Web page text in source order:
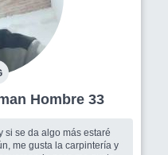
San Miguel de Tucuman Hombre 33
si se da algo más estaré
me gusta la carpintería y